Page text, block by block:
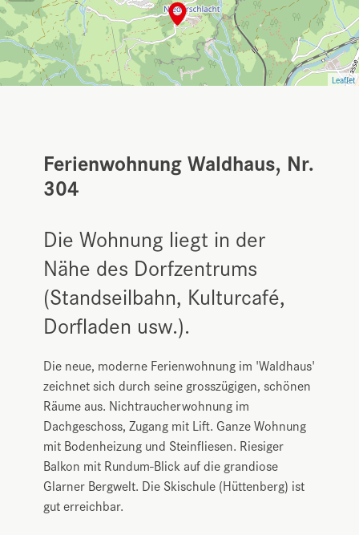
Leaflet
Ferienwohnung Waldhaus, Nr.
304
Die Wohnung liegt in der
Nähe des Dorfzentrums
(Standseilbahn, Kulturcafé,
Dorfladen usw.).
Die neue, moderne Ferienwohnung im 'Waldhaus'
zeichnet sich durch seine grosszügigen, schönen
Räume aus. Nichtraucherwohnung im
Dachgeschoss, Zugang mit Lift. Ganze Wohnung
mit Bodenheizung und Steinfliesen. Riesiger
Balkon mit Rundum-Blick auf die grandiose
Glarner Bergwelt. Die Skischule (Hüttenberg) ist
gut erreichbar.